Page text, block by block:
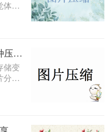
体
、
低
。
将介
法。
怎么免费压缩照片大小？3种压缩方法推荐！
储变
分辨
这
传